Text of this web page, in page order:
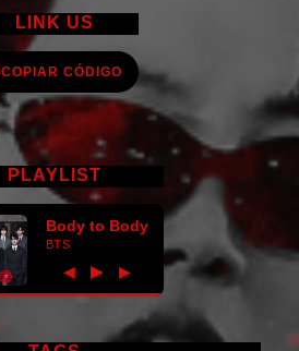
LINK US
COPIAR CÓDIGO
PLAYLIST
Body to Body
BTS
◀ ► ▶